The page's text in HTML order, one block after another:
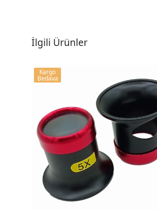
İlgili Ürünler
Kargo
Bedava